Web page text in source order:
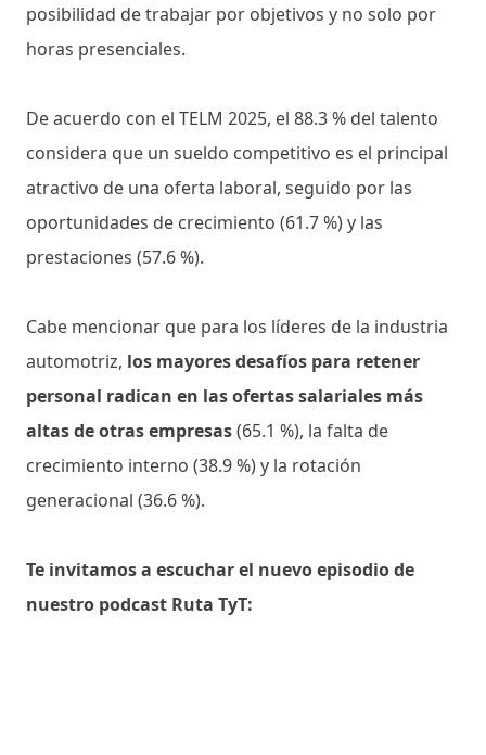
posibilidad de trabajar por objetivos y no solo por
horas presenciales.
De acuerdo con el TELM 2025, el 88.3 % del talento
considera que un sueldo competitivo es el principal
atractivo de una oferta laboral, seguido por las
oportunidades de crecimiento (61.7 %) y las
prestaciones (57.6 %).
Cabe mencionar que para los líderes de la industria
automotriz, los mayores desafíos para retener
personal radican en las ofertas salariales más
altas de otras empresas(65.1 %), la falta de
crecimiento interno (38.9 %) y la rotación
generacional (36.6 %).
Te invitamos a escuchar el nuevo episodio de
nuestro podcast Ruta TyT: